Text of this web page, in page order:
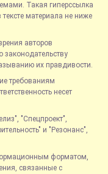
Такая гиперссылка
материала не ниже
авторов
их правдивости.
требованиям
несет
"Спецпроект",
и "Резонанс",
форматом,
связанные с